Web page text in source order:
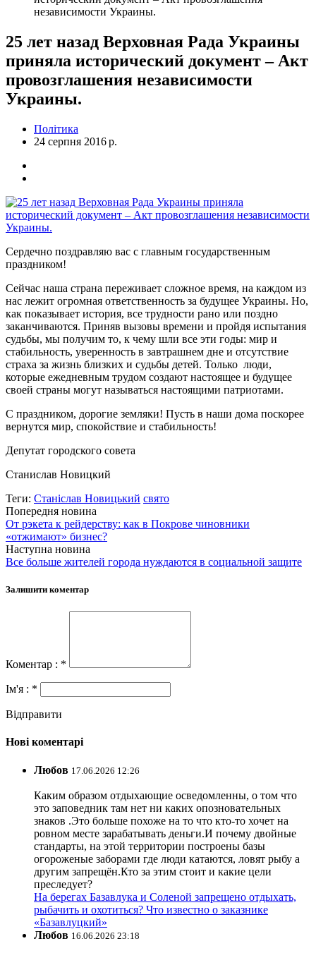
независимости Украины.
25 лет назад Верховная Рада Украины
приняла исторический документ – Акт
провозглашения независимости
Украины.
Політика
24 серпня 2016 р.
Сердечно поздравляю вас с главным государственным
праздником!
Сейчас наша страна переживает сложное время, на каждом из
нас лежит огромная ответственность за будущее Украины. Но,
как показывает история, все трудности рано или поздно
заканчиваются. Приняв вызовы времени и пройдя испытания
судьбы, мы получим то, к чему шли все эти годы: мир и
стабильность, уверенность в завтрашнем дне и отсутствие
страха за жизнь близких и судьбы детей. Только люди,
которые ежедневным трудом создают настоящее и будущее
своей страны могут называться настоящими патриотами.
С праздником, дорогие земляки! Пусть в наши дома поскорее
вернутся мир, спокойствие и стабильность!
Депутат городского совета
Станислав Новицкий
Теги: Станіслав Новицький свято
Попередня новина
От рэкета к рейдерству: как в Покрове чиновники
«отжимают» бизнес?
Наступна новина
Все больше жителей города нуждаются в социальной защите
Залишити коментар
Коментар : *
Ім'я : *
Відправити
Нові коментарі
Любов 17.06.2026 12:26
Каким образом отдыхающие осведомленны, о том что
это заповедник там нет ни каких опозновательных
знаков .Это больше похоже на то что кто-то хочет на
ровном месте зарабатывать деньги.И почему двойные
стандарты, на этой территории построены базы
огороженые заборами где люди катаются, ловят рыбу а
другим запрещён.Кто за этим стоит и какие цели
преследует?
На берегах Базавлука и Соленой запрещено отдыхать,
рыбачить и охотиться? Что известно о заказнике
«Базавлуцкий»
Любов 16.06.2026 23:18